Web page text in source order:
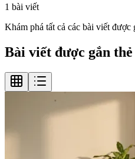
1 bài viết
Khám phá tất cả các bài viết được
Bài viết được gắn thẻ